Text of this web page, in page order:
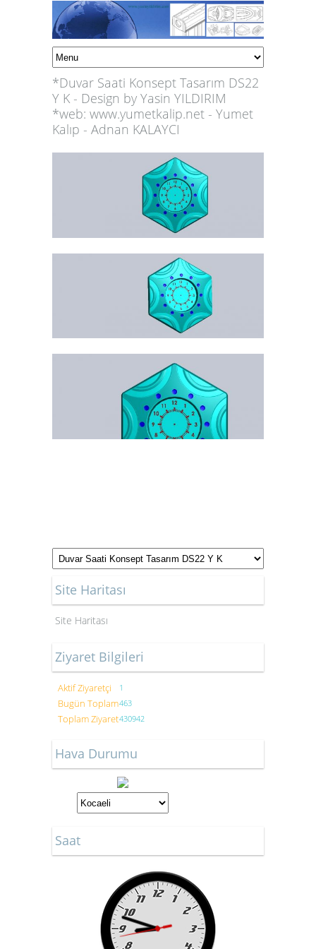
*Duvar Saati Konsept Tasarım DS22
Y K - Design by Yasin YILDIRIM
*web: www.yumetkalip.net - Yumet
Kalıp - Adnan KALAYCI
Site Haritası
Site Haritası
Ziyaret Bilgileri
Aktif Ziyaretçi 1
Bugün Toplam463
Toplam Ziyaret430942
Hava Durumu
Saat